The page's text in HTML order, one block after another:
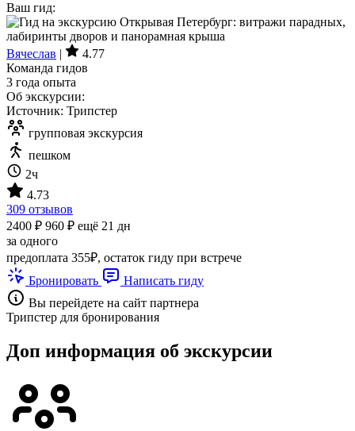
Ваш гид:
Вячеслав |
4.77
Команда гидов
3 года опыта
Об экскурсии:
Источник: Трипстер
групповая экскурсия
пешком
2ч
4.73
309 отзывов
2400 ₽ 960 ₽ ещё 21 дн
за одного
предоплата 355₽, остаток гиду при встрече
Бронировать
Написать гиду
Вы перейдете на сайт партнера
Трипстер для бронирования
Доп информация об экскурсии